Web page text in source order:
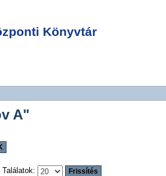
Könyvtár
A"
Találatok: